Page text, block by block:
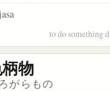
to do something
場所柄弁えず
物
がらもの